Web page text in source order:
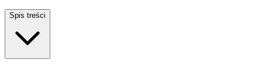
Spis treści